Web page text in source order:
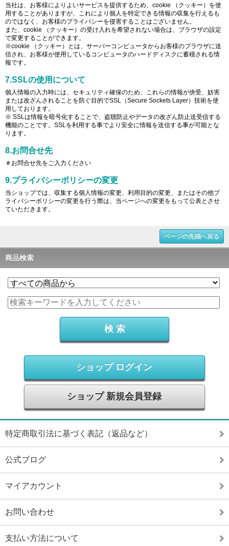
当社は、お客様によりよいサービスを提供するため、cookie （クッキー）を使
用することがありますが、これにより個人を特定できる情報の収集を行えるも
のではなく、お客様のプライバシーを侵害することはございません。
また、cookie （クッキー）の受け入れを希望されない場合は、ブラウザの設定
で変更することができます。
※cookie （クッキー）とは、サーバーコンピュータからお客様のブラウザに送
信され、お客様が使用しているコンピュータのハードディスクに蓄積される情
報です。
7.SSLの使用について
個人情報の入力時には、セキュリティ確保のため、これらの情報が傍受、妨害
または改ざんされることを防ぐ目的でSSL（Secure Sockets Layer）技術を使
用しております。
※ SSLは情報を暗号化することで、盗聴防止やデータの改ざん防止送受信する
機能のことです。SSLを利用する事でより安全に情報を送信する事が可能とな
ります。
8.お問合せ先
＃お問合せ先をご入力ください
9.プライバシーポリシーの変更
当ショップでは、収集する個人情報の変更、利用目的の変更、またはその他プ
ライバシーポリシーの変更を行う際は、当ページへの変更をもって公表とさせ
ていただきます。
ページの先頭へ戻る
商品検索
ショップ ログイン
ショップ 新規会員登録
特定商取引法に基づく表記（返品など）
公式ブログ
マイアカウント
お問い合わせ
支払い方法について